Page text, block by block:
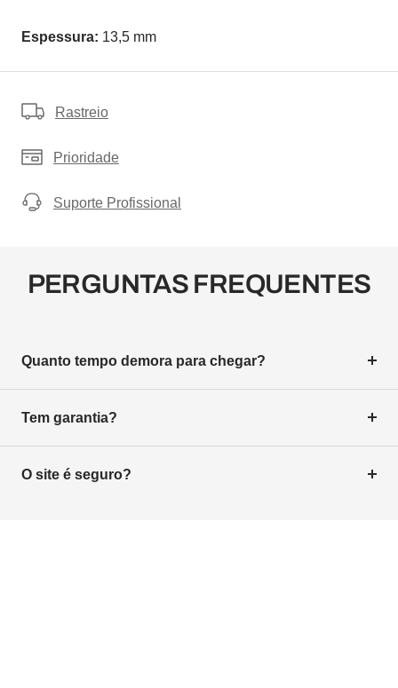
Espessura: 13,5 mm
Rastreio
Prioridade
Suporte Profissional
PERGUNTAS FREQUENTES
Quanto tempo demora para chegar?
Tem garantia?
O site é seguro?